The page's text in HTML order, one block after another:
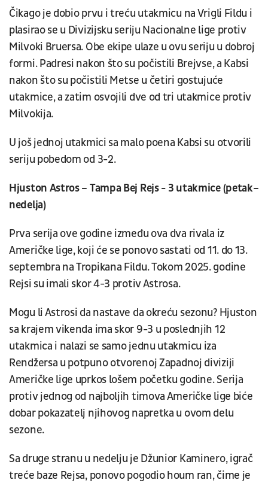
Čikago je dobio prvu i treću utakmicu na Vrigli Fildu i
plasirao se u Divizijsku seriju Nacionalne lige protiv
Milvoki Bruersa. Obe ekipe ulaze u ovu seriju u dobroj
formi. Padresi nakon što su počistili Brejvse, a Kabsi
nakon što su počistili Metse u četiri gostujuće
utakmice, a zatim osvojili dve od tri utakmice protiv
Milvokija.
U još jednoj utakmici sa malo poena Kabsi su otvorili
seriju pobedom od 3-2.
Hjuston Astros – Tampa Bej Rejs - 3 utakmice (petak–
nedelja)
Prva serija ove godine između ova dva rivala iz
Američke lige, koji će se ponovo sastati od 11. do 13.
septembra na Tropikana Fildu. Tokom 2025. godine
Rejsi su imali skor 4-3 protiv Astrosa.
Mogu li Astrosi da nastave da okreću sezonu? Hjuston
sa krajem vikenda ima skor 9-3 u poslednjih 12
utakmica i nalazi se samo jednu utakmicu iza
Rendžersa u potpuno otvorenoj Zapadnoj diviziji
Američke lige uprkos lošem početku godine. Serija
protiv jednog od najboljih timova Američke lige biće
dobar pokazatelj njihovog napretka u ovom delu
sezone.
Sa druge stranu u nedelju je Džunior Kaminero, igrač
treće baze Rejsa, ponovo pogodio houm ran, čime je